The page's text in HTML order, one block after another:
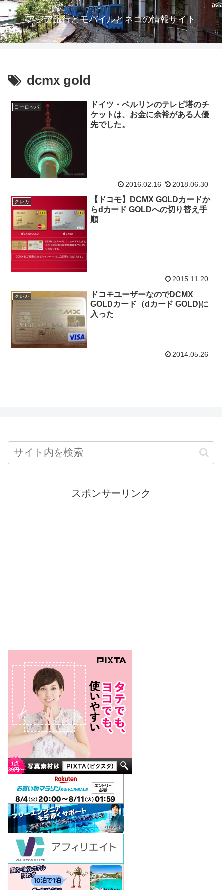
アジア旅行とモバイルとネコの情報サイト
dcmx gold
ヨーロッパ
ドイツ・ベルリンのテレビ塔のチ
ケットは、お金に余裕がある人優
先でした。
2016.02.16 2018.06.30
クレカ
【ドコモ】DCMX GOLDカードか
らdカード GOLDへの切り替え手
順
2015.11.20
クレカ
ドコモユーザーなのでDCMX
GOLDカード（dカード GOLD)に
入った
2014.05.26
スポンサーリンク